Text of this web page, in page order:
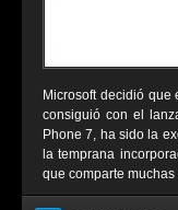
Microsoft decidió
consiguió con el
Phone 7, ha sido la
la temprana
que comparte